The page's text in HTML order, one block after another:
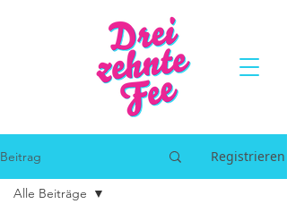
Beitrag Registrieren
Alle Beiträge